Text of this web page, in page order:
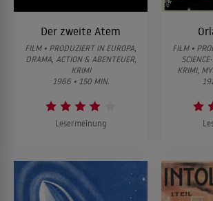
Der zweite Atem
FILM • PRODUZIERT IN EUROPA,
DRAMA, ACTION & ABENTEUER,
KRIMI
1966 • 150 MIN.
Lesermeinung
FILM •
KRIMI,